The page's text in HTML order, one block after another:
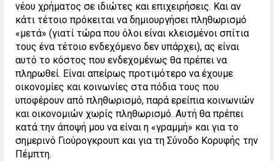
νέου χρήματος σε ιδιώτες και επιχειρήσεις. Και αν
κάτι τέτοιο πρόκειται να δημιουργήσει πληθωρισμό
«μετά» (γιατί τώρα που όλοι είναι κλεισμένοι σπίτια
τους ένα τέτοιο ενδεχόμενο δεν υπάρχει), ας είναι
αυτό το κόστος που ενδεχομένως θα πρέπει να
πληρωθεί. Είναι απείρως προτιμότερο να έχουμε
οικονομίες και κοινωνίες στα πόδια τους που
υποφέρουν από πληθωρισμό, παρά ερείπια κοινωνιών
και οικονομιών χωρίς πληθωρισμό. Αυτή θα πρέπει
κατά την άποψή μου να είναι η «γραμμή» και για το
σημερινό Γιούρογκρουπ και για τη Σύνοδο Κορυφής την
Πέμπτη.